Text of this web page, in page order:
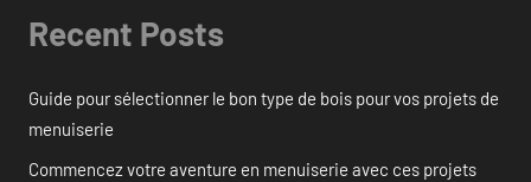
Recent Posts
Guide pour sélectionner le bon type de bois pour vos projets de
menuiserie
Commencez votre aventure en menuiserie avec ces projets